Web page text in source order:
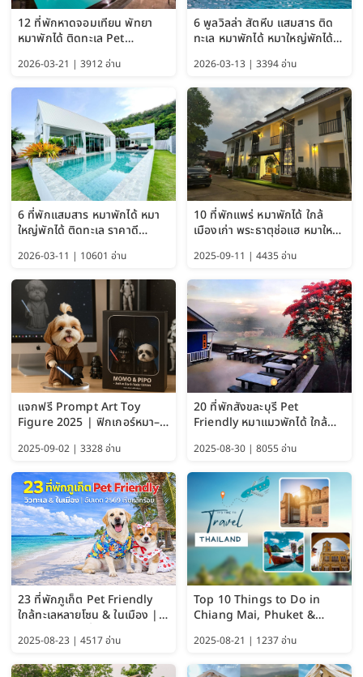
12 ที่พักหาดจอมเทียน พัทยา
หมาพักได้ ติดทะเล Pet
พักได้ อัปเดต 2569
2026-03-21 | 3912 อ่าน
6 พูลวิลล่า สัตหีบ แสมสาร ติด
ทะเล หมาพักได้ หมาใหญ่พักได้
2026-03-13 | 3394 อ่าน
6 ที่พักแสมสาร หมาพักได้ หมา
ใหญ่พักได้ ติดทะเล ราคาดี
2026-03-11 | 10601 อ่าน
10 ที่พักแพร่ หมาพักได้ ใกล้
เมืองเก่า พระธาตุช่อแฮ หมาใหญ่
2025-09-11 | 4435 อ่าน
แจกฟรี Prompt Art Toy
Figure 2025 | ฟิกเกอร์หมา–
ChatGPT และ Gemini
2025-09-02 | 3328 อ่าน
20 ที่พักสังขละบุรี Pet
Friendly หมาแมวพักได้ ใกล้
2025-08-30 | 8055 อ่าน
23 ที่พักภูเก็ต Pet Friendly
ใกล้ทะเลหลายโซน & ในเมือง |
2025-08-23 | 4517 อ่าน
Top 10 Things to Do in
Chiang Mai, Phuket &
Guide 2025)
2025-08-21 | 1237 อ่าน